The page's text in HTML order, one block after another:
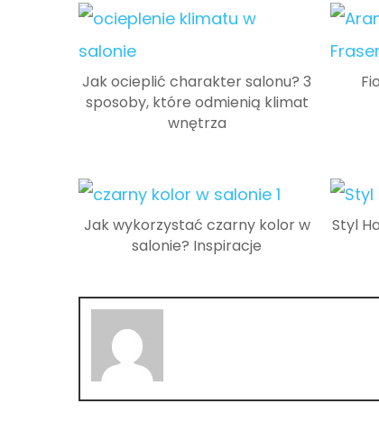
Jak ocieplić charakter salonu? 3
sposoby, które odmienią klimat
wnętrza
Jak wykorzystać czarny kolor w
salonie? Inspiracje
Styl